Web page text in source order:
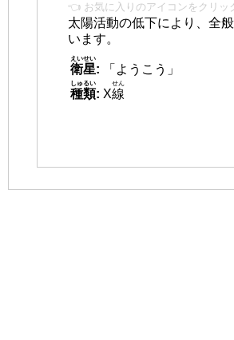
👈 お気に入りのアイコンをクリッ
太陽活動の低下により、全
います。
衛星
えいせい
:
「ようこう」
種類
しゅるい
: X線
せん